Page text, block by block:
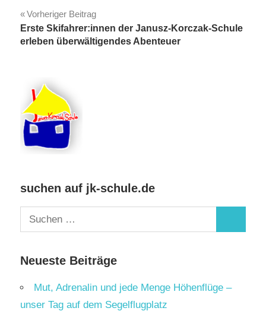
Beitragsnavigation
Vorheriger Beitrag
Erste Skifahrer:innen der Janusz-Korczak-Schule
erleben überwältigendes Abenteuer
suchen auf jk-schule.de
Suchen
nach:
Neueste Beiträge
Mut, Adrenalin und jede Menge Höhenflüge –
unser Tag auf dem Segelflugplatz